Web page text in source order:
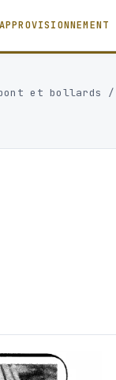
APPROVISIONNEMENT
et bollards /